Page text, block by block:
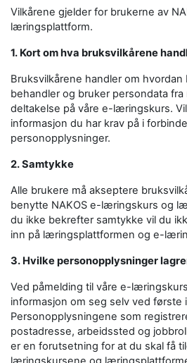
Vilkårene gjelder for brukerne av
læringsplattform.
1. Kort om hva bruksvilkårene
Bruksvilkårene handler om hvordan
behandler og bruker persondata
deltakelse på våre e-læringskurs.
informasjon du har krav på i
personopplysninger.
2. Samtykke
Alle brukere må akseptere
benytte NAKOS e-læringskurs og
du ikke bekrefter samtykke vil du
inn på læringsplattformen og e-
3. Hvilke personopplysninger
Ved påmelding til våre e-
informasjon om seg selv ved første
Personopplysningene som
postadresse, arbeidssted og
er en forutsetning for at du skal få